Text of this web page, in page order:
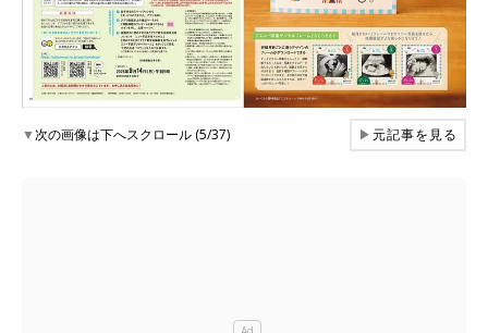
▼次の画像は下へスクロール (5/37) ▶元記事を見る